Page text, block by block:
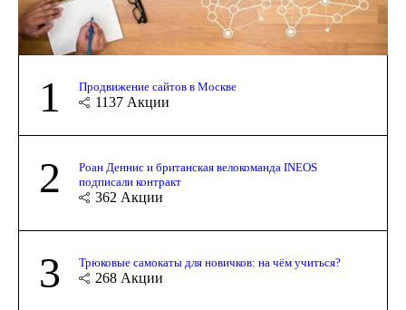
1 Продвижение сайтов в Москве
1137 Акции
2
Роан Деннис и британская велокоманда INEOS
подписали контракт
362 Акции
3 Трюковые самокаты для новичков: на чём учиться?
268 Акции